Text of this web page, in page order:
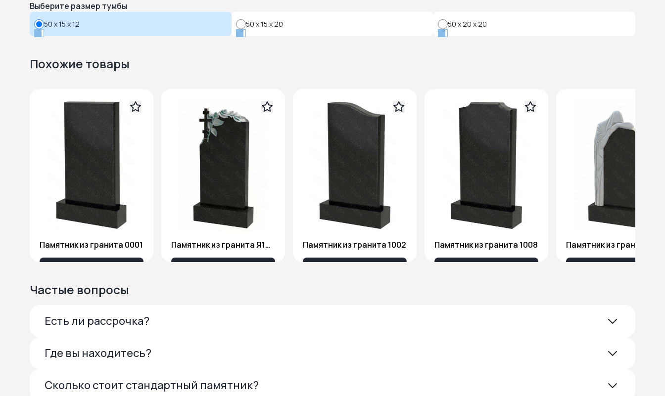
Выберите размер тумбы
50 x 15 x 12 50 x 15 x 20 50 x 20 x 20
Похожие товары
Памятник из гранита 0001 Памятник из гранита Я1806 Памятник из гранита 1002 Памятник из гранита 1008
Частые вопросы
Есть ли рассрочка?
Где вы находитесь?
Сколько стоит стандартный памятник?